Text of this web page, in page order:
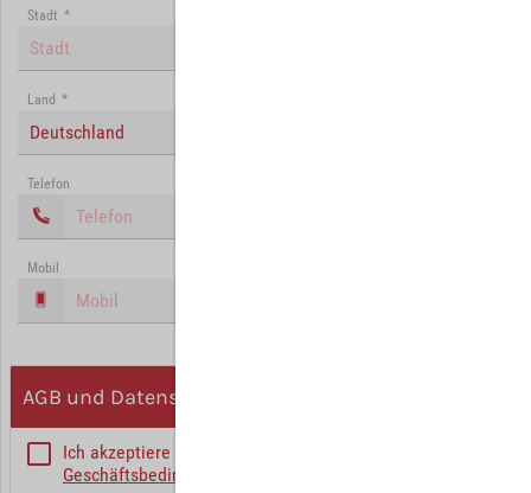
Stadt *
Land *
Deutschland
Telefon
Mobil
AGB und Datenschutz
Ich akzeptiere die
Geschäftsbedingungen